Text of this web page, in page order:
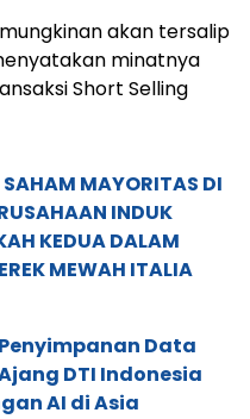
akan tersalip
minatnya
Short Selling
MAYORITAS DI
INDUK
KEDUA DALAM
MEWAH ITALIA
Data
DTI Indonesia
AI di Asia